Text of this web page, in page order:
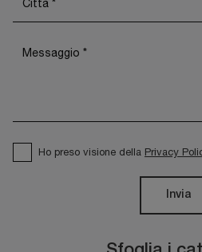
Ho preso visione della Privacy
Invia